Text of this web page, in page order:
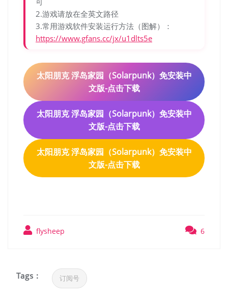
2.游戏请放在全英文路径
3.常用游戏软件安装运行方法（图解）：
https://www.gfans.cc/jx/u1dlts5e
太阳朋克 浮岛家园（Solarpunk）免安装中
文版-点击下载
太阳朋克 浮岛家园（Solarpunk）免安装中
文版-点击下载
太阳朋克 浮岛家园（Solarpunk）免安装中
文版-点击下载
flysheep 6
Tags : 订阅号